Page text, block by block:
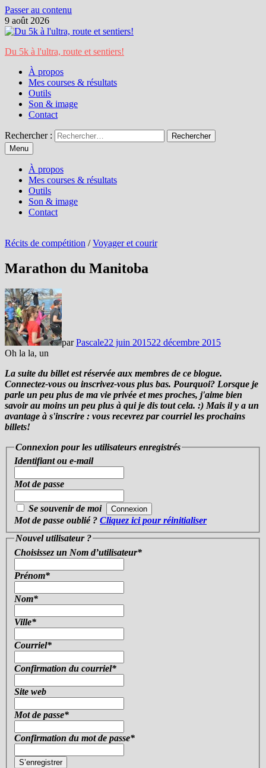
Passer au contenu
9 août 2026
Du 5k à l'ultra, route et sentiers!
À propos
Mes courses & résultats
Outils
Son & image
Contact
Rechercher :
Menu
À propos
Mes courses & résultats
Outils
Son & image
Contact
Récits de compétition /Voyager et courir
Marathon du Manitoba
parPascale22 juin 201522 décembre 2015
Oh la la, un
La suite du billet est réservée aux membres de ce blogue.
Connectez-vous ou inscrivez-vous plus bas. Pourquoi? Lorsque je
parle un peu plus de ma vie privée et mes proches, j'aime bien
savoir au moins un peu plus à qui je dis tout cela. :) Mais il y a un
avantage à s'inscrire : vous recevrez par courriel les prochains
billets!
Connexion pour les utilisateurs enregistrés
Identifiant ou e-mail
Mot de passe
Se souvenir de moi
Mot de passe oublié ? Cliquez ici pour réinitialiser
Nouvel utilisateur ?
Choisissez un Nom d’utilisateur*
Prénom*
Nom*
Ville*
Courriel*
Confirmation du courriel*
Site web
Mot de passe*
Confirmation du mot de passe*